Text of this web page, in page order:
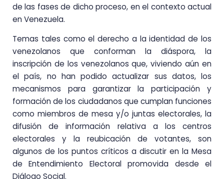
de las fases de dicho proceso, en el contexto actual
en Venezuela.
Temas tales como el derecho a la identidad de los
venezolanos que conforman la diáspora, la
inscripción de los venezolanos que, viviendo aún en
el país, no han podido actualizar sus datos, los
mecanismos para garantizar la participación y
formación de los ciudadanos que cumplan funciones
como miembros de mesa y/o juntas electorales, la
difusión de información relativa a los centros
electorales y la reubicación de votantes, son
algunos de los puntos críticos a discutir en la Mesa
de Entendimiento Electoral promovida desde el
Diálogo Social.